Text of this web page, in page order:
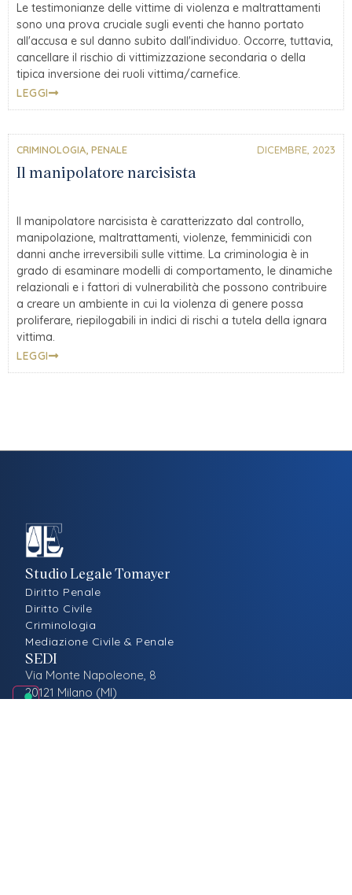
Le testimonianze delle vittime di violenza e maltrattamenti
sono una prova cruciale sugli eventi che hanno portato
all'accusa e sul danno subito dall'individuo. Occorre, tuttavia,
cancellare il rischio di vittimizzazione secondaria o della
tipica inversione dei ruoli vittima/carnefice.
LEGGI
CRIMINOLOGIA, PENALE DICEMBRE, 2023
Il manipolatore narcisista
Il manipolatore narcisista è caratterizzato dal controllo,
manipolazione, maltrattamenti, violenze, femminicidi con
danni anche irreversibili sulle vittime. La criminologia è in
grado di esaminare modelli di comportamento, le dinamiche
relazionali e i fattori di vulnerabilità che possono contribuire
a creare un ambiente in cui la violenza di genere possa
proliferare, riepilogabili in indici di rischi a tutela della ignara
vittima.
LEGGI
Studio Legale Tomayer
Diritto Penale
Diritto Civile
Criminologia
Mediazione Civile & Penale
SEDI
Via Monte Napoleone, 8
20121 Milano (MI)